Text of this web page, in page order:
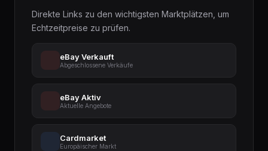
Direkte Links zu den wichtigsten Marktplätzen, um
Echtzeitpreise zu prüfen.
eBay Verkauft
Abgeschlossene Verkäufe
eBay Aktiv
Aktuelle Angebote
Cardmarket
Europäischer Markt